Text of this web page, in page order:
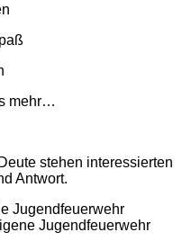
mehr…
stehen interessierten
Antwort.
Jugendfeuerwehr
Jugendfeuerwehr